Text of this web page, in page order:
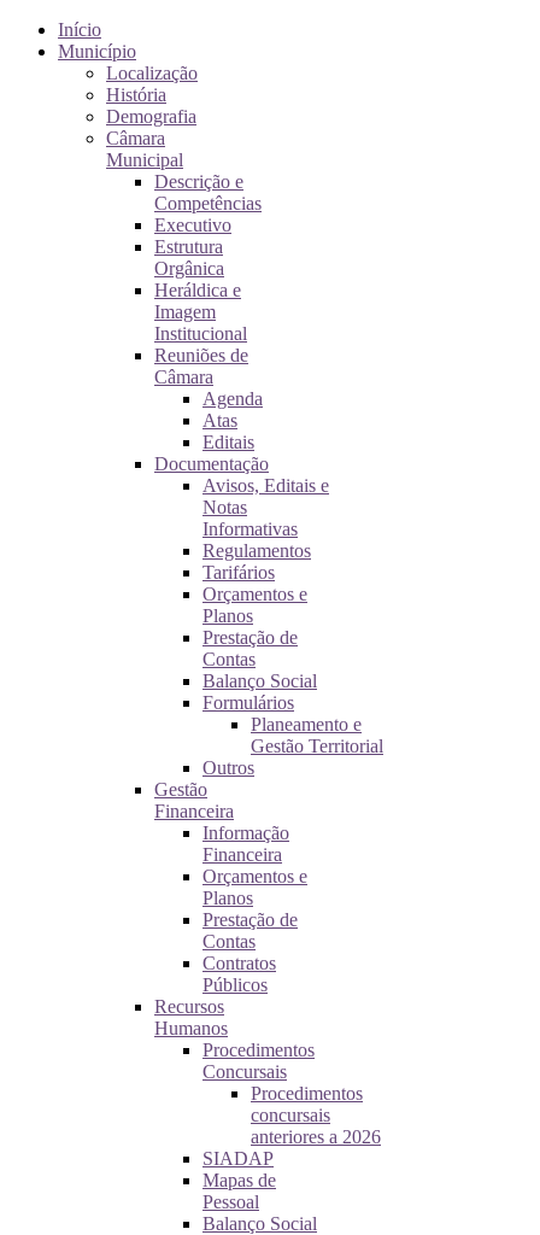
Início
Município
Localização
História
Demografia
Câmara
Municipal
Descrição e
Competências
Executivo
Estrutura
Orgânica
Heráldica e
Imagem
Institucional
Reuniões de
Câmara
Agenda
Atas
Editais
Documentação
Avisos, Editais e
Notas
Informativas
Regulamentos
Tarifários
Orçamentos e
Planos
Prestação de
Contas
Balanço Social
Formulários
Planeamento e
Gestão Territorial
Outros
Gestão
Financeira
Informação
Financeira
Orçamentos e
Planos
Prestação de
Contas
Contratos
Públicos
Recursos
Humanos
Procedimentos
Concursais
Procedimentos
concursais
anteriores a 2026
SIADAP
Mapas de
Pessoal
Balanço Social